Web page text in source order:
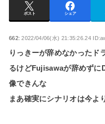
ポスト シェア
662:2022/04/06(水) 21:35:26.24
りっきーが辞めなかったド
るけどFujisawaが辞めずに
像できんな
まあ確実にシナリオは今よ